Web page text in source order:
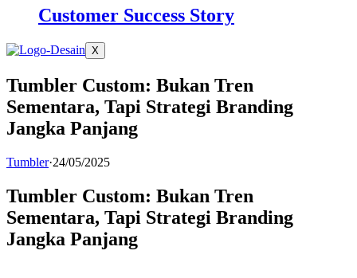
Customer Success Story
X
Tumbler Custom: Bukan Tren
Sementara, Tapi Strategi Branding
Jangka Panjang
Tumbler·24/05/2025
Tumbler Custom: Bukan Tren
Sementara, Tapi Strategi Branding
Jangka Panjang